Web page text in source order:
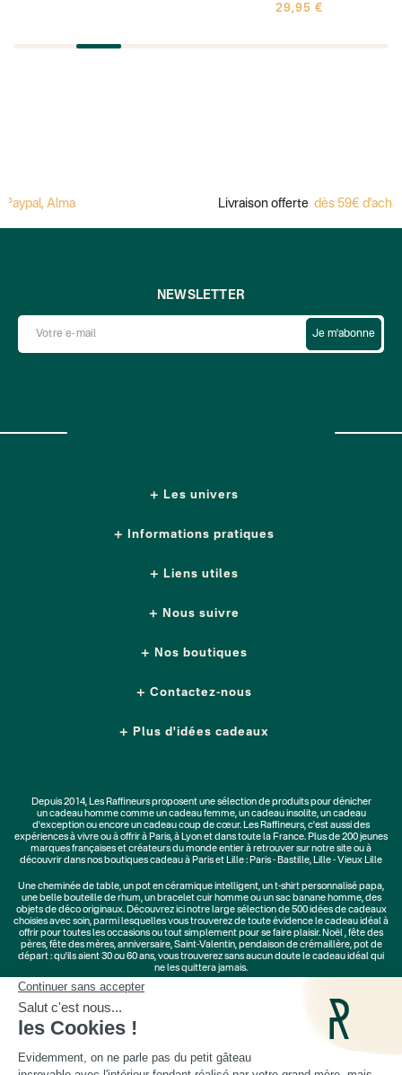
29,95 €
Alma Livraison offerte dès 59€ d'achat
Les univers
Informations pratiques
Liens utiles
NEWSLETTER
Je m'abonne
Nous suivre
Nos boutiques
Contactez-nous
Plus d'idées cadeaux
Depuis 2014, Les Raffineurs proposent une sélection de produits pour dénicher
uncadeau hommecomme un cadeau femme, uncadeau insolite, uncadeau
d'exceptionou encore un cadeau coup de cœur. Les Raffineurs, c'est aussi des
expériences à vivreou à offrir à Paris, à Lyon et dans toute la France. Plus de200 jeunes
marquesfrançaises et créateurs du monde entier à retrouver sur notre site ou à
découvrir dans nos boutiques cadeau à Paris et Lille : Paris - Bastille, Lille - Vieux Lille
Unecheminée de table, unpot en céramique intelligent, unt-shirt personnalisé papa,
une belle bouteille de rhum, un bracelet cuir hommeou unsac banane homme, des
objets de déco originaux. Découvrez ici notre large sélection de500 idées de cadeaux
choisies avec soin, parmi lesquelles vous trouverez de toute évidence le cadeau idéal à
offrir pour toutes les occasions ou tout simplement pour se faire plaisir. Noël,fête des
pères,fête des mères,anniversaire,Saint-Valentin,pendaison de crémaillère, pot de
départ : qu'ils aient 30 ou 60 ans, vous trouverez sans aucun doute le cadeau idéal qui
ne les quittera jamais.
Cadeaux Saint-Valentin|Cadeaux Fête des Grands-Mères
Cadeaux Fête des Pères
Cadeaux Secret Santa